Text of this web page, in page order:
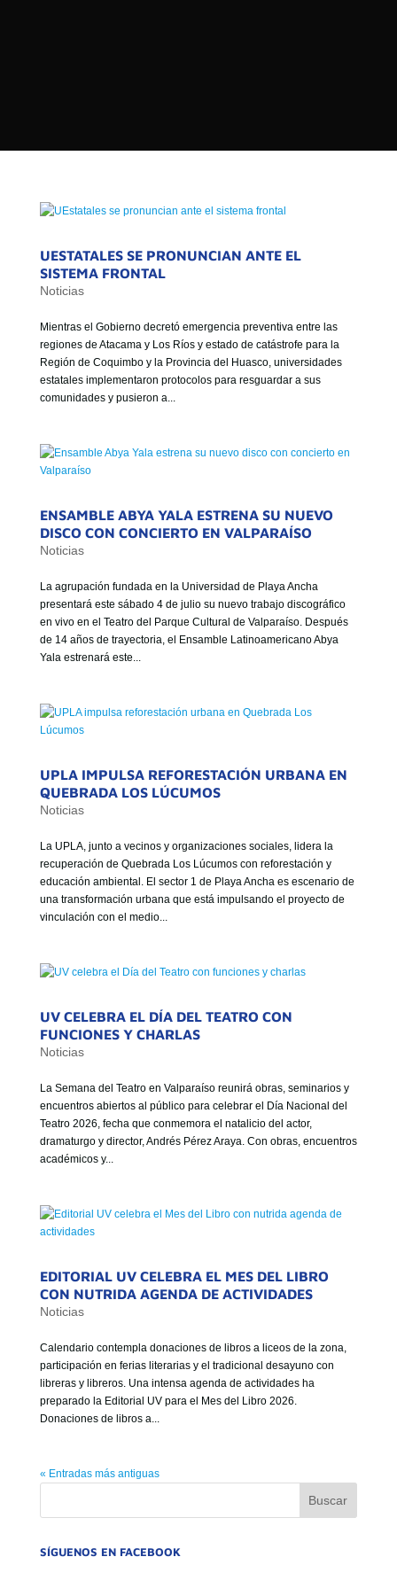
ESTADO DE CHILE
MISIÓN
VISIÓN
GOBIERNO CORPORATIVO
UESTATALES SE PRONUNCIAN ANTE EL
SISTEMA FRONTAL
Noticias
Mientras el Gobierno decretó emergencia preventiva entre las
regiones de Atacama y Los Ríos y estado de catástrofe para la
Región de Coquimbo y la Provincia del Huasco, universidades
estatales implementaron protocolos para resguardar a sus
comunidades y pusieron a...
ENSAMBLE ABYA YALA ESTRENA SU NUEVO
DISCO CON CONCIERTO EN VALPARAÍSO
Noticias
La agrupación fundada en la Universidad de Playa Ancha
presentará este sábado 4 de julio su nuevo trabajo discográfico
en vivo en el Teatro del Parque Cultural de Valparaíso. Después
de 14 años de trayectoria, el Ensamble Latinoamericano Abya
Yala estrenará este...
UPLA IMPULSA REFORESTACIÓN URBANA EN
QUEBRADA LOS LÚCUMOS
Noticias
La UPLA, junto a vecinos y organizaciones sociales, lidera la
recuperación de Quebrada Los Lúcumos con reforestación y
educación ambiental. El sector 1 de Playa Ancha es escenario de
una transformación urbana que está impulsando el proyecto de
vinculación con el medio...
UV CELEBRA EL DÍA DEL TEATRO CON
FUNCIONES Y CHARLAS
Noticias
La Semana del Teatro en Valparaíso reunirá obras, seminarios y
encuentros abiertos al público para celebrar el Día Nacional del
Teatro 2026, fecha que conmemora el natalicio del actor,
dramaturgo y director, Andrés Pérez Araya. Con obras, encuentros
académicos y...
EDITORIAL UV CELEBRA EL MES DEL LIBRO
CON NUTRIDA AGENDA DE ACTIVIDADES
Noticias
Calendario contempla donaciones de libros a liceos de la zona,
participación en ferias literarias y el tradicional desayuno con
libreras y libreros. Una intensa agenda de actividades ha
preparado la Editorial UV para el Mes del Libro 2026.
Donaciones de libros a...
« Entradas más antiguas
SÍGUENOS EN FACEBOOK